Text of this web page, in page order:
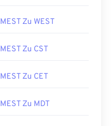
MEST Zu WEST
MEST Zu CST
MEST Zu CET
MEST Zu MDT